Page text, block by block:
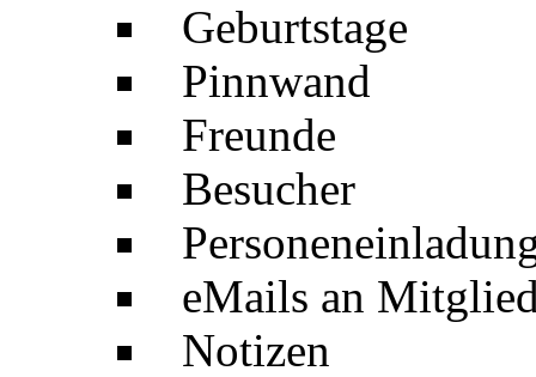
Geburtstage
Pinnwand
Freunde
Besucher
eMails an
Notizen